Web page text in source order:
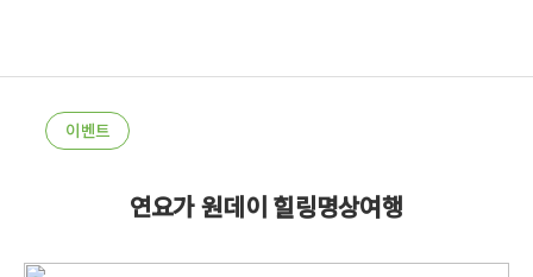
이벤트
연요가 원데이 힐링명상여행